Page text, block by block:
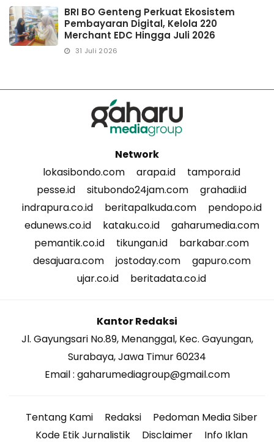
BRI BO Genteng Perkuat Ekosistem
Pembayaran Digital, Kelola 220
Merchant EDC Hingga Juli 2026
31 Juli 2026
Network
lokasibondo.com
arapa.id
tampora.id
pesse.id
situbondo24jam.com
grahadi.id
indrapura.co.id
beritapalkuda.com
pendopo.id
edunews.co.id
kataku.co.id
gaharumedia.com
pemantik.co.id
tikungan.id
barkabar.com
desajuara.com
jostoday.com
gapuro.com
ujar.co.id
beritadata.co.id
Kantor Redaksi
Jl. Gayungsari No.89, Menanggal, Kec. Gayungan,
Surabaya, Jawa Timur 60234
Email : gaharumediagroup@gmail.com
Tentang Kami Redaksi
Pedoman Media Siber
Kode Etik Jurnalistik
Disclaimer Info Iklan